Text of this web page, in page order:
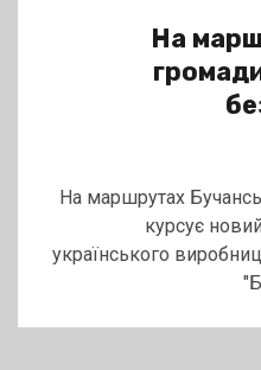
На
На маршрутах
курсує
українського